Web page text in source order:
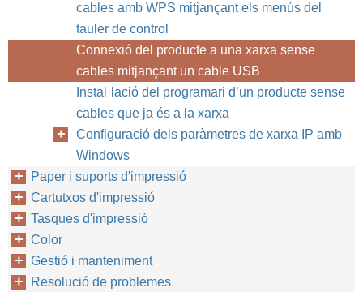
cables amb WPS mitjançant els menús del
tauler de control
Connexió del producte a una xarxa sense
cables mitjançant un cable USB
Instal·lació del programari d’un producte sense
cables que ja és a la xarxa
Configuració dels paràmetres de xarxa IP amb
Windows
Paper i suports d'impressió
Cartutxos d'impressió
Tasques d'impressió
Color
Gestió i manteniment
Resolució de problemes